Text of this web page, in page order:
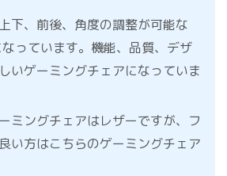
下、前後、角度の調整が可能な
っています。機能、品質、デザ
いゲーミングチェアになっていま
ミングチェアはレザーですが、フ
い方はこちらのゲーミングチェア